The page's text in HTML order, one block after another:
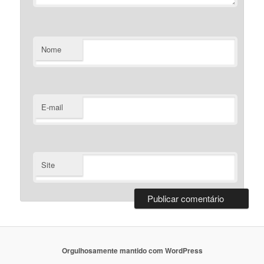
Nome
E-mail
Site
Orgulhosamente mantido com WordPress